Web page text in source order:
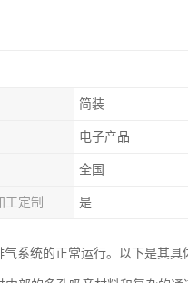
简装
电子产品
全国
工定制 是
系统的正常运行。以下是其具